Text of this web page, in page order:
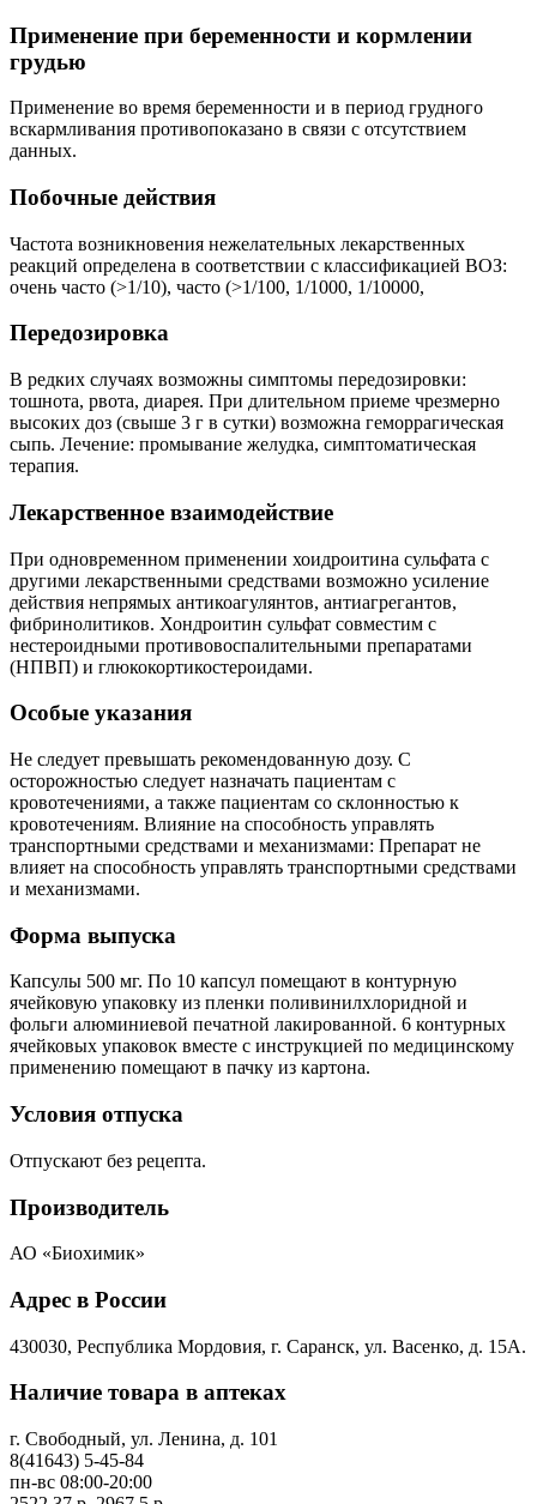
Применение при беременности и кормлении
грудью
Применение во время беременности и в период грудного
вскармливания противопоказано в связи с отсутствием
данных.
Побочные действия
Частота возникновения нежелательных лекарственных
реакций определена в соответствии с классификацией ВОЗ:
очень часто (>1/10), часто (>1/100, 1/1000, 1/10000,
Передозировка
В редких случаях возможны симптомы передозировки:
тошнота, рвота, диарея. При длительном приеме чрезмерно
высоких доз (свыше 3 г в сутки) возможна геморрагическая
сыпь. Лечение: промывание желудка, симптоматическая
терапия.
Лекарственное взаимодействие
При одновременном применении хоидроитина сульфата с
другими лекарственными средствами возможно усиление
действия непрямых антикоагулянтов, антиагрeгaнтов,
фибринолитиков. Хондроитин сульфат совместим с
нестероидными противовоспалительными препаратами
(НПВП) и глюкокортикостероидами.
Особые указания
Не следует превышать рекомендованную дозу. С
осторожностью следует назначать пациентам с
кровотечениями, а также пациентам со склонностью к
кровотечениям. Влияние на способность управлять
транспортными средствами и механизмами: Препарат не
влияет на способность управлять транспортными средствами
и механизмами.
Форма выпуска
Капсулы 500 мг. По 10 капсул помещают в контурную
ячейковую упаковку из пленки поливинилхлоридной и
фольги алюминиевой печатной лакированной. 6 контурных
ячейковых упаковок вместе с инструкцией по медицинскому
применению помещают в пачку из картона.
Условия отпуска
Отпускают без рецепта.
Производитель
АО «Биохимик»
Адрес в России
430030, Республика Мордовия, г. Саранск, ул. Васенко, д. 15А.
Наличие товара в аптеках
г. Свободный, ул. Ленина, д. 101
8(41643) 5-45-84
пн-вс 08:00-20:00